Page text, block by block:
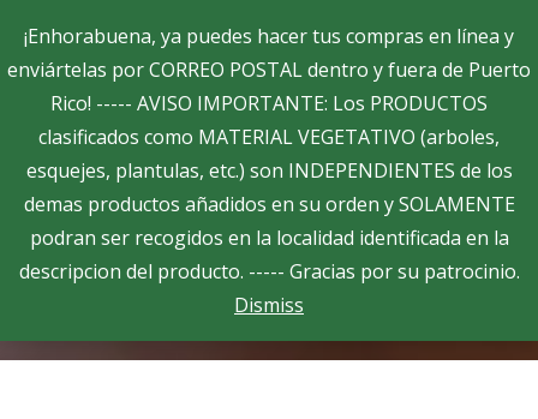
¡Enhorabuena, ya puedes hacer tus compras en línea y
enviártelas por CORREO POSTAL dentro y fuera de Puerto
Rico! ----- AVISO IMPORTANTE: Los PRODUCTOS
clasificados como MATERIAL VEGETATIVO (arboles,
esquejes, plantulas, etc.) son INDEPENDIENTES de los
demas productos añadidos en su orden y SOLAMENTE
podran ser recogidos en la localidad identificada en la
descripcion del producto. ----- Gracias por su patrocinio.
Dismiss
$0.00
Habichuelas rojas – Badillo
You are here:Home Semillas
Botanicas
Habichuelas rojas – Badillo